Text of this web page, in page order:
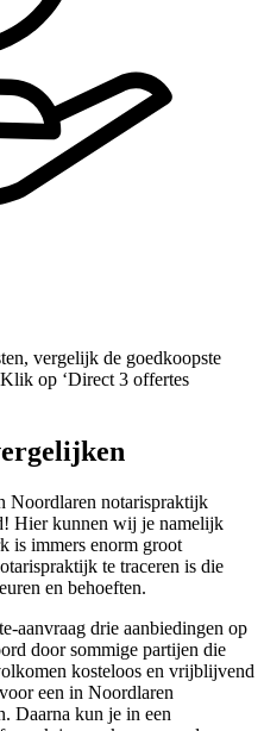
vergelijk de goedkoopste
op ‘Direct 3 offertes
Noordlaren notarispraktijk
Hier kunnen wij je namelijk
is immers enorm groot
te traceren is die
en behoeften.
aanvraag drie aanbiedingen op
door sommige partijen die
kosteloos en vrijblijvend
een in Noordlaren
Daarna kun je in een